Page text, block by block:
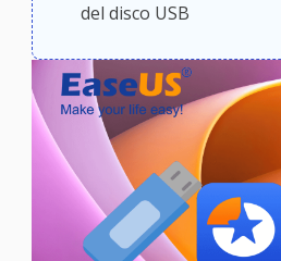
del disco USB